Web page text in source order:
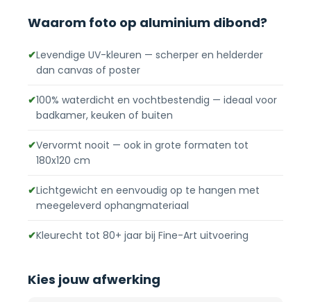
Waarom foto op aluminium dibond?
✔Levendige UV-kleuren — scherper en helderder
dan canvas of poster
✔100% waterdicht en vochtbestendig — ideaal voor
badkamer, keuken of buiten
✔Vervormt nooit — ook in grote formaten tot
180x120 cm
✔Lichtgewicht en eenvoudig op te hangen met
meegeleverd ophangmateriaal
✔Kleurecht tot 80+ jaar bij Fine-Art uitvoering
Kies jouw afwerking